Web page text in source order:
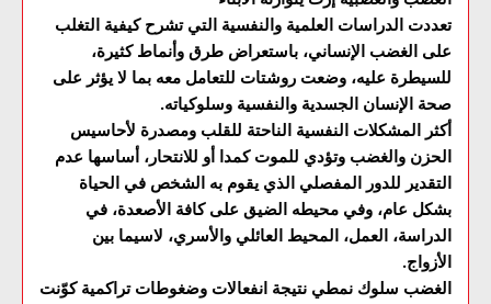
تعددت الدراسات العلمية والنفسية التي تشرح كيفية التغلب
على الغضب الإنساني، باستعراض طرق وأنماط كثيرة،
للسيطرة عليه، وضعت روشتات للتعامل معه بما لا يؤثر على
صحة الإنسان الجسدية والنفسية وسلوكياته.
أكثر المشكلات النفسية الناحتة للقلب ومصدرة لأحاسيس
الحزن والغضب وتؤدي للموت كمدا أو للانتحار، أساسها عدم
التقدير للدور المفصلي الذي يقوم به الشخص في الحياة
بشكل عام، وفي محيطه الضيق على كافة الأصعدة، في
الدراسة، العمل، المحيط العائلي والأسري، لاسيما بين
الأزواج.
الغضب سلوك نمطي نتيجة انفعالات وضغوطات تراكمية كوّنت